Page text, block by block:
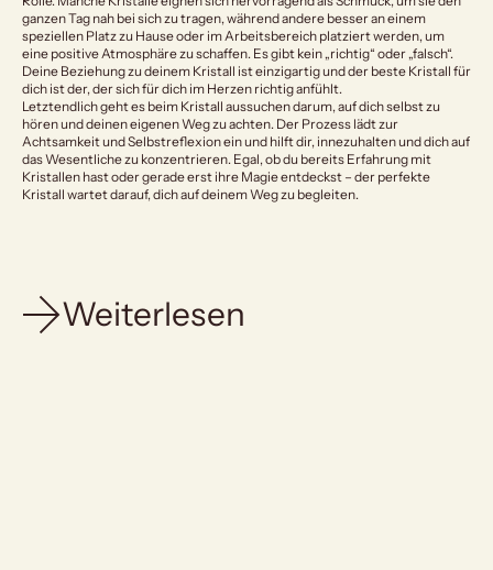
ganzen Tag nah bei sich zu tragen, während andere besser an einem
speziellen Platz zu Hause oder im Arbeitsbereich platziert werden, um
eine positive Atmosphäre zu schaffen. Es gibt kein „richtig“ oder „falsch“.
Deine Beziehung zu deinem Kristall ist einzigartig und der beste Kristall für
dich ist der, der sich für dich im Herzen richtig anfühlt.
Letztendlich geht es beim Kristall aussuchen darum, auf dich selbst zu
hören und deinen eigenen Weg zu achten. Der Prozess lädt zur
Achtsamkeit und Selbstreflexion ein und hilft dir, innezuhalten und dich auf
das Wesentliche zu konzentrieren. Egal, ob du bereits Erfahrung mit
Kristallen hast oder gerade erst ihre Magie entdeckst – der perfekte
Kristall wartet darauf, dich auf deinem Weg zu begleiten.
Weiterlesen